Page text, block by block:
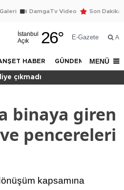
DamgaTv Video Son Dakika
İstanbul
Açık
26° E-Gazete Ara
HABER GÜNDEM DÜNYA
MENÜ
çıkmadı
binaya giren
pencereleri
kapsamına